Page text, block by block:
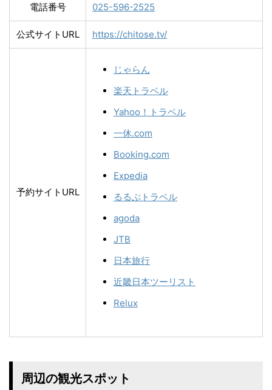
電話番号 025-596-2525
公式サイトURL https://chitose.tv/
予約サイトURL
じゃらん
楽天トラベル
Yahoo！トラベル
一休.com
Booking.com
Expedia
るるぶトラベル
agoda
JTB
日本旅行
近畿日本ツーリスト
Relux
周辺の観光スポット